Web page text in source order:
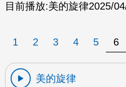
目前播放:美的旋律2025/
1 2 3 4 5 6
美的旋律